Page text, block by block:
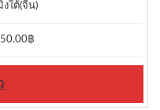
ใต้(จีน)
฿